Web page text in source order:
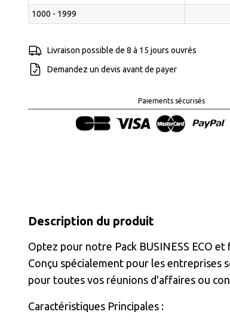
1000 - 1999
Livraison possible de 8 à 15 jours ouvrés
Demandez un devis avant de payer
Paiements sécurisés
Description du produit
Optez pour notre Pack BUSINESS ECO
Conçu spécialement pour les entreprises
pour toutes vos réunions d'affaires ou
Caractéristiques Principales :